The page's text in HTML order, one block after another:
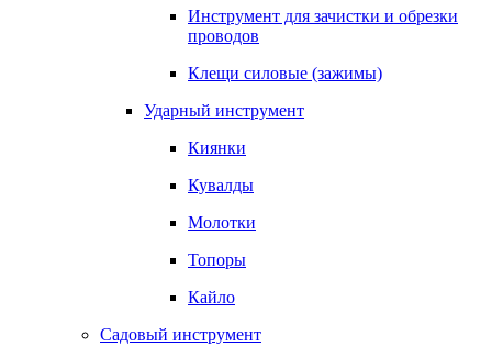
Инструмент для зачистки и обрезки
проводов
Клещи силовые (зажимы)
Ударный инструмент
Киянки
Кувалды
Молотки
Топоры
Кайло
Садовый инструмент